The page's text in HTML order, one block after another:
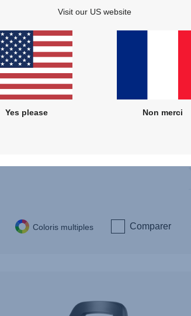
Coloris multiples Comparer
Visit our US website
Yes please Non merci